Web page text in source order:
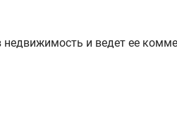
и ведет ее